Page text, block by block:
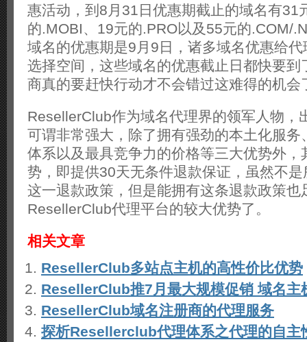
惠活动，到8月31日优惠期截止的域名有31
的.MOBI、19元的.PRO以及55元的.COM/
域名的优惠期是9月9日，诸多域名优惠给
选择空间，这些域名的优惠截止日都快要到
商真的要赶快行动才不会错过这难得的机会
ResellerClub作为域名代理界的领军人物，
可谓非常强大，除了拥有强劲的本土化服务
体系以及最具竞争力的价格等三大优势外，
势，即提供30天无条件退款保证，虽然不
这一退款政策，但是能拥有这条退款政策也
ResellerClub代理平台的较大优势了。
相关文章
ResellerClub多站点主机的高性价比优势
ResellerClub推7月最大规模促销 域名主
ResellerClub域名注册商的代理服务
探析Resellerclub代理体系之代理的自主